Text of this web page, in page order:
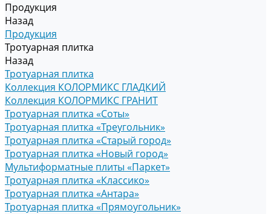
Продукция
Назад
Продукция
Тротуарная плитка
Назад
Тротуарная плитка
Коллекция КОЛОРМИКС ГЛАДКИЙ
Коллекция КОЛОРМИКС ГРАНИТ
Тротуарная плитка «Соты»
Тротуарная плитка «Треугольник»
Тротуарная плитка «Старый город»
Тротуарная плитка «Новый город»
Мультиформатные плиты «Паркет»
Тротуарная плитка «Классико»
Тротуарная плитка «Антара»
Тротуарная плитка «Прямоугольник»